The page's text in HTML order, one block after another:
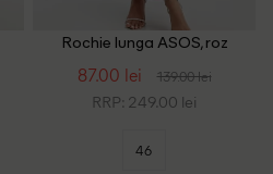
Rochie lunga ASOS, roz
87.00 lei 139.00 lei
RRP: 249.00 lei
46